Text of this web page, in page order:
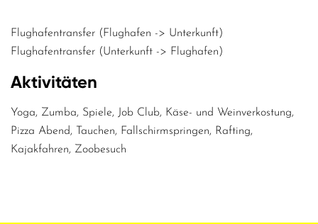
Flughafentransfer (Flughafen -> Unterkunft)
Flughafentransfer (Unterkunft -> Flughafen)
Aktivitäten
Yoga, Zumba, Spiele, Job Club, Käse- und Weinverkostung,
Pizza Abend, Tauchen, Fallschirmspringen, Rafting,
Kajakfahren, Zoobesuch